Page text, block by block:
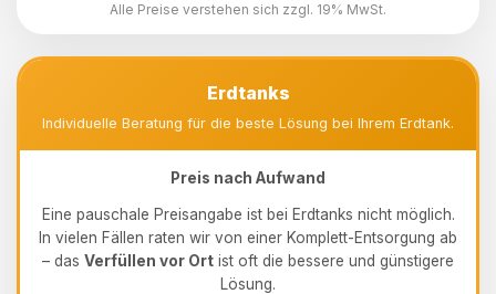
Alle Preise verstehen sich zzgl. 19% MwSt.
Erdtanks
Individuelle Beratung für die beste Lösung bei Ihrem Erdtank.
Preis nach Aufwand
Eine pauschale Preisangabe ist bei Erdtanks nicht möglich.
In vielen Fällen raten wir von einer Komplett-Entsorgung ab
– das Verfüllen vor Ort ist oft die bessere und günstigere
Lösung.